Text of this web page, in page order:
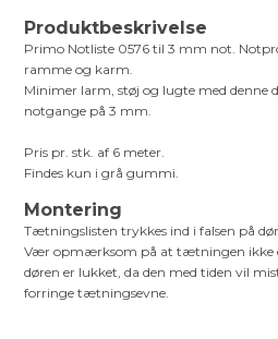
Produktbeskrivelse
Primo Notliste 0576 til 3 mm not.
ramme og karm.
Minimer larm, støj og lugte med denne
notgange på 3 mm.
Pris pr. stk. af 6 meter.
Findes kun i grå gummi.
Montering
Tætningslisten trykkes ind i falsen på
Vær opmærksom på at tætningen ikke
døren er lukket, da den med tiden vil
forringe tætningsevne.